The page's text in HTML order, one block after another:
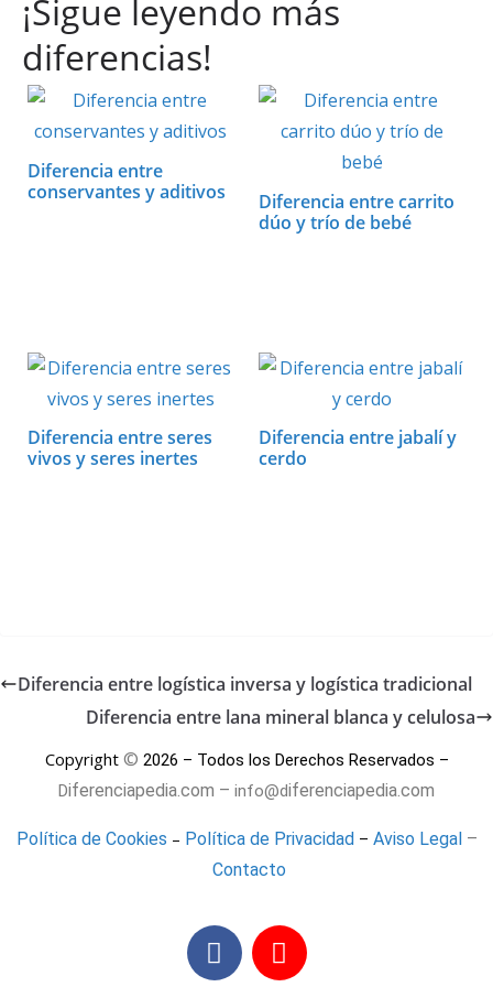
at
s
A
p
p
e
b
o
o
k
er
e
st
itt
er
k
dI
ai m
ar
ti
¡Sigue leyendo más
diferencias!
Diferencia entre
conservantes y aditivos
Diferencia entre carrito
dúo y trío de bebé
Diferencia entre seres
vivos y seres inertes
Diferencia entre jabalí y
cerdo
Diferencia entre logística inversa y logística tradicional
Diferencia entre lana mineral blanca y celulosa
Copyright © 2026 – Todos los Derechos Reservados –
Diferenciapedia.com – info@diferenciapedia.com
Política de Cookies – Política de Privacidad – Aviso Legal –
Contacto